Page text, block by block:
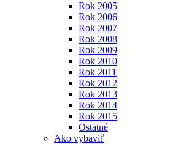
Rok 2005
Rok 2006
Rok 2007
Rok 2008
Rok 2009
Rok 2010
Rok 2011
Rok 2012
Rok 2013
Rok 2014
Rok 2015
Ostatné
Ako vybaviť